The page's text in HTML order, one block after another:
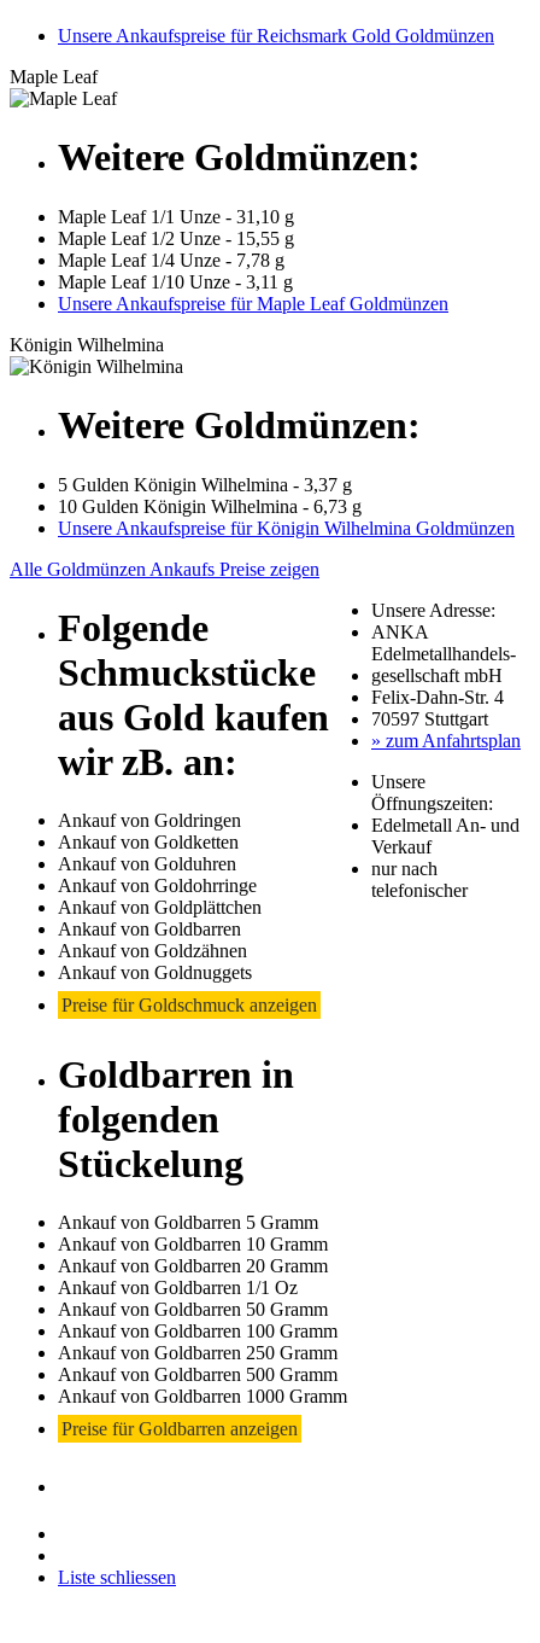
Unsere Ankaufspreise für Reichsmark Gold Goldmünzen
Maple Leaf
Weitere Goldmünzen:
Maple Leaf 1/1 Unze - 31,10 g
Maple Leaf 1/2 Unze - 15,55 g
Maple Leaf 1/4 Unze - 7,78 g
Maple Leaf 1/10 Unze - 3,11 g
Unsere Ankaufspreise für Maple Leaf Goldmünzen
Königin Wilhelmina
Weitere Goldmünzen:
5 Gulden Königin Wilhelmina - 3,37 g
10 Gulden Königin Wilhelmina - 6,73 g
Unsere Ankaufspreise für Königin Wilhelmina Goldmünzen
Alle Goldmünzen Ankaufs Preise zeigen
Folgende
Schmuckstücke
aus Gold kaufen
wir zB. an:
Ankauf von Goldringen
Ankauf von Goldketten
Ankauf von Golduhren
Ankauf von Goldohrringe
Ankauf von Goldplättchen
Ankauf von Goldbarren
Ankauf von Goldzähnen
Ankauf von Goldnuggets
Preise für Goldschmuck anzeigen
Goldbarren in
folgenden
Stückelung
Ankauf von Goldbarren 5 Gramm
Ankauf von Goldbarren 10 Gramm
Ankauf von Goldbarren 20 Gramm
Ankauf von Goldbarren 1/1 Oz
Ankauf von Goldbarren 50 Gramm
Ankauf von Goldbarren 100 Gramm
Ankauf von Goldbarren 250 Gramm
Ankauf von Goldbarren 500 Gramm
Ankauf von Goldbarren 1000 Gramm
Preise für Goldbarren anzeigen
Liste schliessen
Unsere Adresse:
ANKA
Edelmetallhandels-
gesellschaft mbH
Felix-Dahn-Str. 4
70597 Stuttgart
» zum Anfahrtsplan
Unsere
Öffnungszeiten:
Edelmetall An- und
Verkauf
nur nach
telefonischer